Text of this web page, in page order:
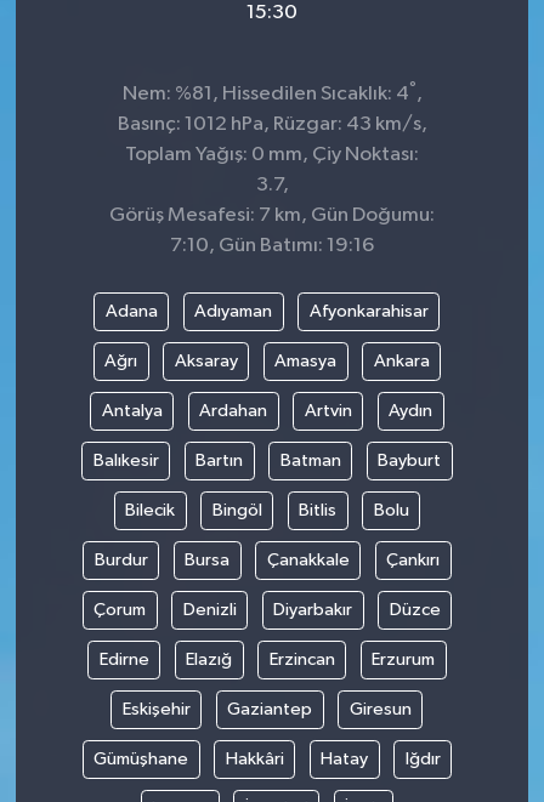
15:30
Nem: %81, Hissedilen Sıcaklık: 4° ,
Basınç: 1012 hPa, Rüzgar: 43 km/s,
Toplam Yağış: 0 mm, Çiy Noktası:
3.7,
Görüş Mesafesi: 7 km, Gün Doğumu:
7:10, Gün Batımı: 19:16
Adana Adıyaman Afyonkarahisar
Ağrı Aksaray Amasya Ankara
Antalya Ardahan Artvin Aydın
Balıkesir Bartın Batman Bayburt
Bilecik Bingöl Bitlis Bolu
Burdur Bursa Çanakkale Çankırı
Çorum Denizli Diyarbakır Düzce
Edirne Elazığ Erzincan Erzurum
Eskişehir Gaziantep Giresun
Gümüşhane Hakkâri Hatay Iğdır